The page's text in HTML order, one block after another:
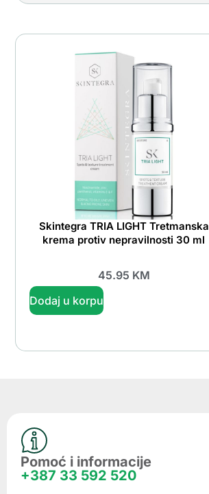
Skintegra TRIA LIGHT Tretmanska
krema protiv nepravilnosti 30 ml
45.95 KM
Dodaj u korpu
Pomoć i informacije
+387 33 592 520